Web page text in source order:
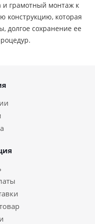
и грамотный монтаж к
конструкцию, которая
долгое сохранение ее